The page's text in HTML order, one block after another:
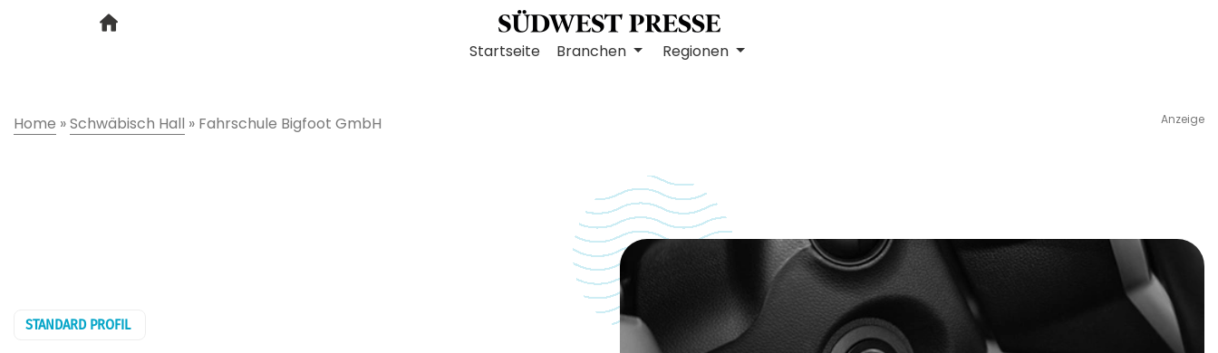
Startseite Branchen Regionen
Home »Schwäbisch Hall » Fahrschule Bigfoot GmbH Anzeige
STANDARD PROFIL